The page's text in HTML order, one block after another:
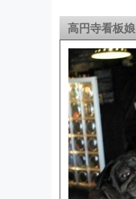
高円寺看板娘